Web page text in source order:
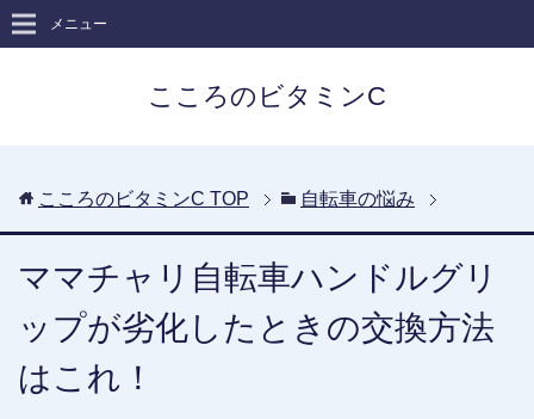
こころのビタミンC
メニュー
こころのビタミンC TOP 自転車の悩み
ママチャリ自転車ハンドルグリ
ップが劣化したときの交換方法
はこれ！